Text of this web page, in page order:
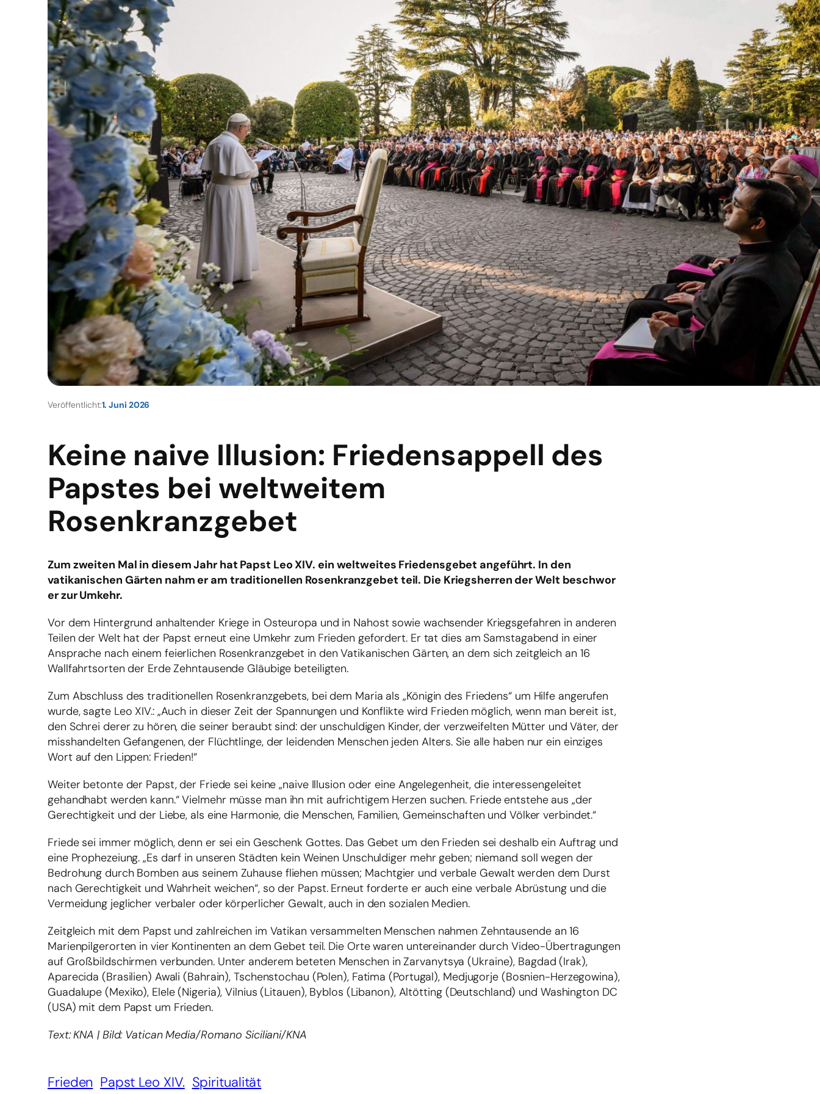
Veröffentlicht:1. Juni 2026
Keine naive Illusion: Friedensappell des
Papstes bei weltweitem
Rosenkranzgebet
Zum zweiten Mal in diesem Jahr hat Papst Leo XIV. ein weltweites Friedensgebet angeführt. In den
vatikanischen Gärten nahm er am traditionellen Rosenkranzgebet teil. Die Kriegsherren der Welt beschwor
er zur Umkehr.
Vor dem Hintergrund anhaltender Kriege in Osteuropa und in Nahost sowie wachsender Kriegsgefahren in anderen
Teilen der Welt hat der Papst erneut eine Umkehr zum Frieden gefordert. Er tat dies am Samstagabend in einer
Ansprache nach einem feierlichen Rosenkranzgebet in den Vatikanischen Gärten, an dem sich zeitgleich an 16
Wallfahrtsorten der Erde Zehntausende Gläubige beteiligten.
Zum Abschluss des traditionellen Rosenkranzgebets, bei dem Maria als „Königin des Friedens“ um Hilfe angerufen
wurde, sagte Leo XIV.: „Auch in dieser Zeit der Spannungen und Konflikte wird Frieden möglich, wenn man bereit ist,
den Schrei derer zu hören, die seiner beraubt sind: der unschuldigen Kinder, der verzweifelten Mütter und Väter, der
misshandelten Gefangenen, der Flüchtlinge, der leidenden Menschen jeden Alters. Sie alle haben nur ein einziges
Wort auf den Lippen: Frieden!“
Weiter betonte der Papst, der Friede sei keine „naive Illusion oder eine Angelegenheit, die interessengeleitet
gehandhabt werden kann.“ Vielmehr müsse man ihn mit aufrichtigem Herzen suchen. Friede entstehe aus „der
Gerechtigkeit und der Liebe, als eine Harmonie, die Menschen, Familien, Gemeinschaften und Völker verbindet.“
Friede sei immer möglich, denn er sei ein Geschenk Gottes. Das Gebet um den Frieden sei deshalb ein Auftrag und
eine Prophezeiung. „Es darf in unseren Städten kein Weinen Unschuldiger mehr geben; niemand soll wegen der
Bedrohung durch Bomben aus seinem Zuhause fliehen müssen; Machtgier und verbale Gewalt werden dem Durst
nach Gerechtigkeit und Wahrheit weichen“, so der Papst. Erneut forderte er auch eine verbale Abrüstung und die
Vermeidung jeglicher verbaler oder körperlicher Gewalt, auch in den sozialen Medien.
Zeitgleich mit dem Papst und zahlreichen im Vatikan versammelten Menschen nahmen Zehntausende an 16
Marienpilgerorten in vier Kontinenten an dem Gebet teil. Die Orte waren untereinander durch Video-Übertragungen
auf Großbildschirmen verbunden. Unter anderem beteten Menschen in Zarvanytsya (Ukraine), Bagdad (Irak),
Aparecida (Brasilien) Awali (Bahrain), Tschenstochau (Polen), Fatima (Portugal), Medjugorje (Bosnien-Herzegowina),
Guadalupe (Mexiko), Elele (Nigeria), Vilnius (Litauen), Byblos (Libanon), Altötting (Deutschland) und Washington DC
(USA) mit dem Papst um Frieden.
Text: KNA | Bild: Vatican Media/Romano Siciliani/KNA
Frieden Papst Leo XIV. Spiritualität